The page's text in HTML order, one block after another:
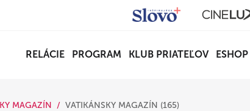
RELÁCIE PROGRAM KLUB PRIATEĽOV ESHOP
MAGAZÍN VATIKÁNSKY MAGAZÍN (165)